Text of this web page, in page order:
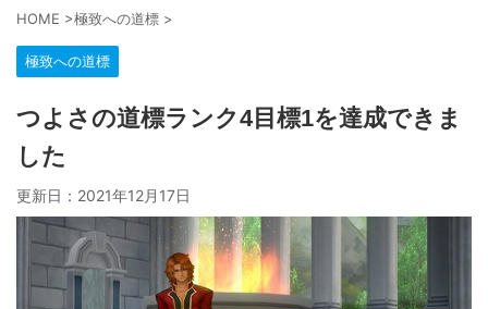
HOME >極致への道標 >
極致への道標
つよさの道標ランク4目標1を達成できま
した
更新日： 2021年12月17日